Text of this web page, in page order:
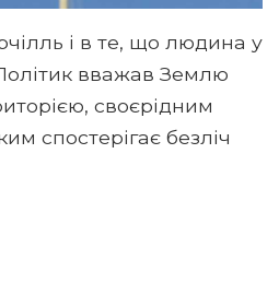
і в те, що людина у
вважав Землю
своєрідним
спостерігає безліч